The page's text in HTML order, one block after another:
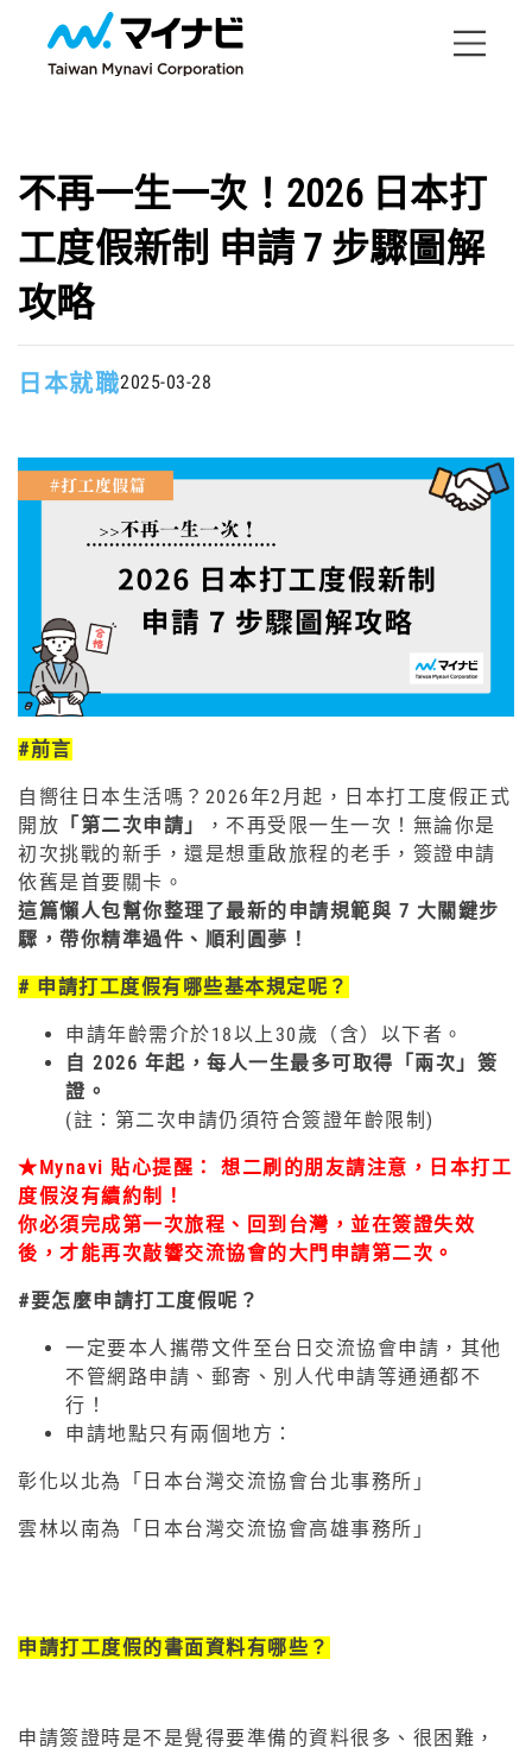
不再一生一次！2026 日本打
工度假新制 申請 7 步驟圖解
攻略
日本就職2025-03-28
#前言
自嚮往日本生活嗎？2026年2月起，日本打工度假正式
開放 「第二次申請」
，不再受限一生一次！無論你是
初次挑戰的新手，還是想重啟旅程的老手，簽證申請
依舊是首要關卡。
這篇懶人包幫你整理了最新的申請規範與 7 大關鍵步
驟，帶你精準過件、順利圓夢！
# 申請打工度假有哪些基本規定呢？
申請年齡需介於18以上30歲（含）以下者。
自 2026 年起，每人一生最多可取得「兩次」簽
證。
(註：第二次申請仍須符合簽證年齡限制)
★Mynavi 貼心提醒： 想二刷的朋友請注意，日本打工
度假沒有續約制！
你必須完成第一次旅程、回到台灣，並在簽證失效
後，才能再次敲響交流協會的大門申請第二次。
#要怎麼申請打工度假呢？
一定要本人攜帶文件至台日交流協會申請，其他
不管網路申請、郵寄、別人代申請等通通都不
行！
申請地點只有兩個地方：
彰化以北為「日本台灣交流協會台北事務所」
雲林以南為「日本台灣交流協會高雄事務所」
申請打工度假的書面資料有哪些？
申請簽證時是不是覺得要準備的資料很多、很困難，